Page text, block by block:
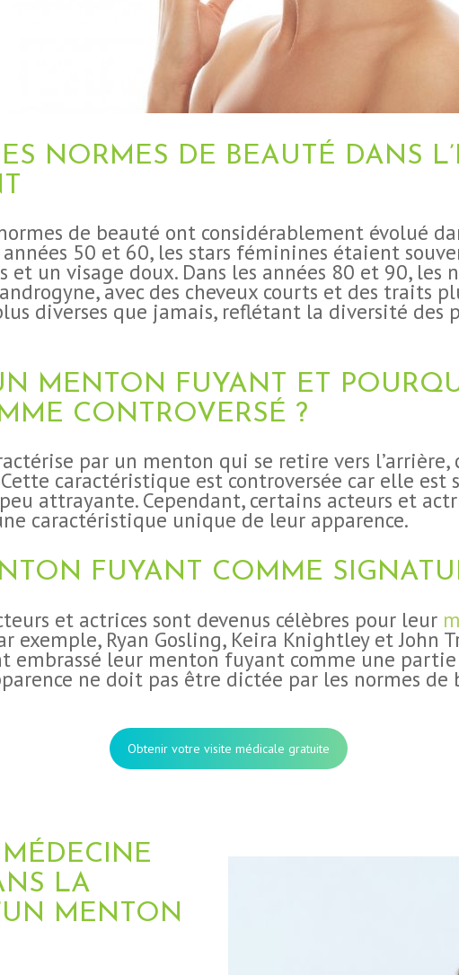
NORMES DE BEAUTÉ DANS
de beauté ont considérablement évolué
50 et 60, les stars féminines étaient
et un visage doux. Dans les années 80 et 90, les
avec des cheveux courts et des traits
diverses que jamais, reflétant la diversité des
MENTON FUYANT ET
CONTROVERSÉ ?
par un menton qui se retire vers l’arrière,
caractéristique est controversée car elle est
attrayante. Cependant, certains acteurs et
caractéristique unique de leur apparence.
FUYANT COMME
et actrices sont devenus célèbres pour leur
exemple, Ryan Gosling, Keira Knightley et John
embrassé leur menton fuyant comme une partie
ne doit pas être dictée par les normes
Obtenir votre visite médicale gratuite
LA
MENTON